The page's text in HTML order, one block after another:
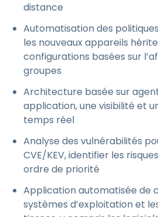
distance
Automatisation des
les nouveaux appareils
configurations basées sur
groupes
Architecture basée sur
application, une visibilité et
temps réel
Analyse des vulnérabilités
CVE/KEV, identifier les
ordre de priorité
Application automatisée de
systèmes d’exploitation et